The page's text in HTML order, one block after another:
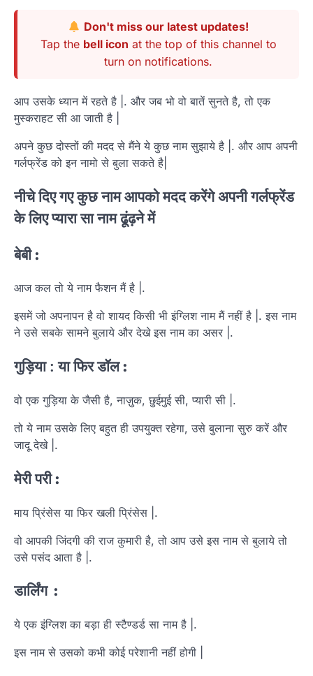
Don't miss our latest updates!
Tap the bell icon at the top of this channel to
turn on notifications.
आप उसके ध्यान में रहते है |. और जब भो वो बातें सुनते है, तो एक
मुस्कराहट सी आ जाती है |
अपने कुछ दोस्तों की मदद से मैंने ये कुछ नाम सुझाये है |. और आप अपनी
गर्लफ्रेंड को इन नामो से बुला सकते है|
नीचे दिए गए कुछ नाम आपको मदद करेंगे अपनी गर्लफ्रेंड
के लिए प्यारा सा नाम ढूंढ़ने में
बेबी:
आज कल तो ये नाम फैशन मैं है |.
इसमें जो अपनापन है वो शायद किसी भी इंग्लिश नाम मैं नहीं है |. इस नाम
ने उसे सबके सामने बुलाये और देखे इस नाम का असर |.
गुड़िया:या फिर डॉल :
वो एक गुड़िया के जैसी है, नाज़ुक, छुईमुई सी, प्यारी सी |.
तो ये नाम उसके लिए बहुत ही उपयुक्त रहेगा, उसे बुलाना सुरु करें और
जादू देखे |.
मेरी परी:
माय प्रिंसेस या फिर खली प्रिंसेस |.
वो आपकी जिंदगी की राज कुमारी है, तो आप उसे इस नाम से बुलाये तो
उसे पसंद आता है |.
डार्लिंग:
ये एक इंग्लिश का बड़ा ही स्टैण्डर्ड सा नाम है |.
इस नाम से उसको कभी कोई परेशानी नहीं होगी |